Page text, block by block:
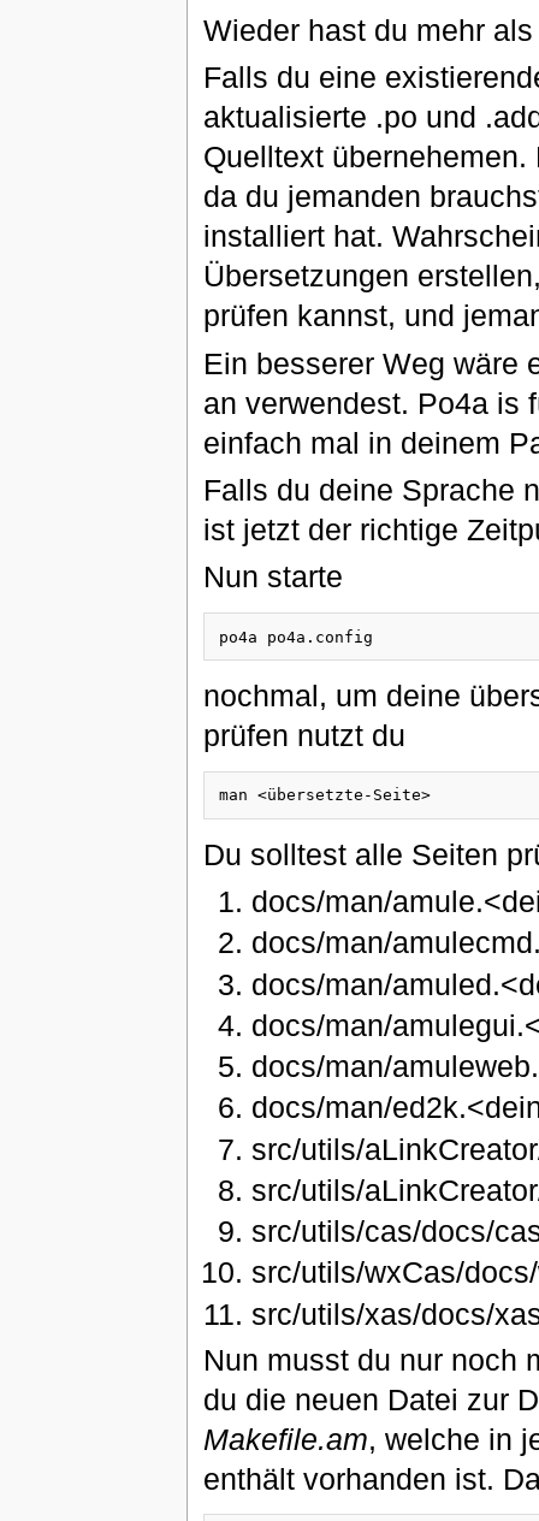
Wieder hast du mehr
Falls du eine
aktualisierte .po und
Quelltext
da du jemanden
installiert hat.
Übersetzungen
prüfen kannst, und
Ein besserer Weg wäre
an verwendest. Po4a is
einfach mal in deinem
Falls du deine Sprache
ist jetzt der richtige
Nun starte
nochmal, um deine
prüfen nutzt du
Du solltest alle Seiten
docs/man/
docs/man/
docs/man/
docs/man/
docs/man/
docs/man/
src/utils/
src/utils/
src/utils/cas/docs/
src/utils/wxCas/
src/utils/xas/docs/
Nun musst du nur noch
du die neuen Datei zur
Makefile.am, welche in
enthält vorhanden ist.